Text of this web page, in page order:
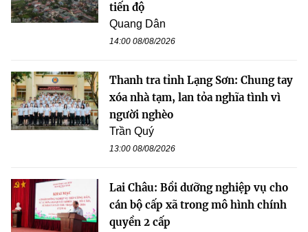
tiến độ
Quang Dân
14:00 08/08/2026
Thanh tra tỉnh Lạng Sơn: Chung tay
xóa nhà tạm, lan tỏa nghĩa tình vì
người nghèo
Trần Quý
13:00 08/08/2026
Lai Châu: Bồi dưỡng nghiệp vụ cho
cán bộ cấp xã trong mô hình chính
quyền 2 cấp